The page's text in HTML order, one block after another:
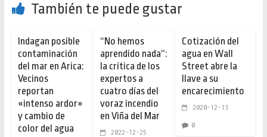
También te puede gustar
Indagan posible
contaminación
del mar en Arica:
Vecinos
reportan
«intenso ardor»
y cambio de
color del agua
“No hemos
aprendido nada”:
la crítica de los
expertos a
cuatro días del
voraz incendio
en Viña del Mar
2022-12-25
Cotización del
agua en Wall
Street abre la
llave a su
encarecimiento
2020-12-13
0